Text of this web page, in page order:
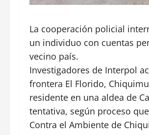
La cooperación policial
un individuo con cuentas
vecino país.
Investigadores de Interpol
frontera El Florido,
residente en una aldea de
tentativa, según proceso
Contra el Ambiente de